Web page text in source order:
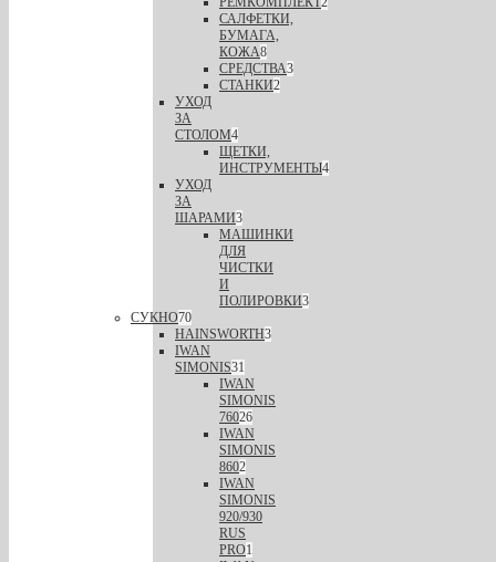
САЛФЕТКИ,
БУМАГА,
КОЖА8
СРЕДСТВА3
СТАНКИ2
УХОД
ЗА
СТОЛОМ4
ЩЕТКИ,
ИНСТРУМЕНТЫ4
УХОД
ЗА
ШАРАМИ3
МАШИНКИ
ДЛЯ
ЧИСТКИ
И
ПОЛИРОВКИ3
СУКНО70
HAINSWORTH3
IWAN
SIMONIS31
IWAN
SIMONIS
76026
IWAN
SIMONIS
8602
IWAN
SIMONIS
920/930
RUS
PRO1